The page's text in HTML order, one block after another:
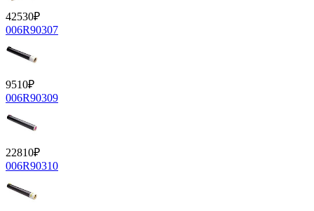
42530₽
006R90307
9510₽
006R90309
22810₽
006R90310